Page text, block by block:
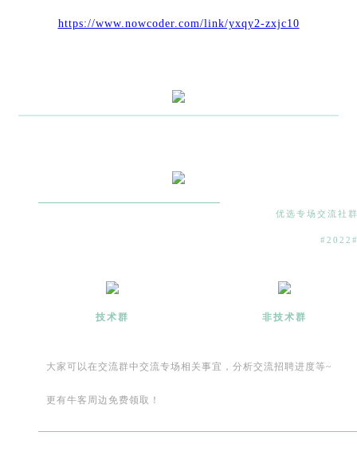
https://www.nowcoder.com/link/yxqy2-zxjc10
优选专场交流社
技术群 非技术群
大家可以在交流群中交流专场相关事宜，分析交流招聘进度等~
更有牛客周边免费领取！